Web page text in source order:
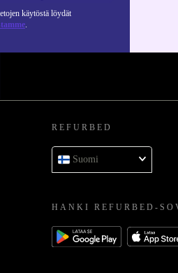
käytöstä löydät
.
REFURBED
Suomi
HANKI REFURBED-